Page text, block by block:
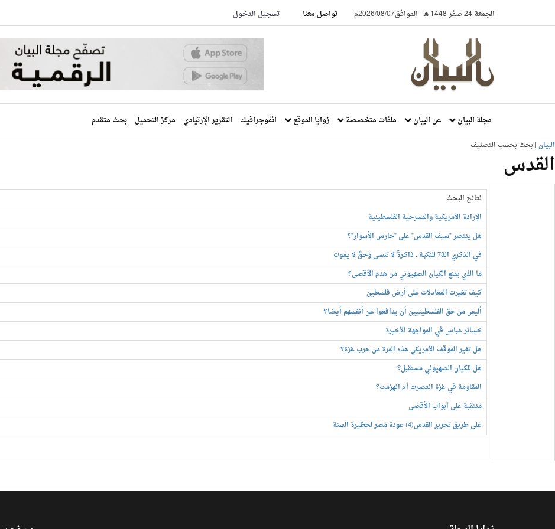
الجمعة 24 صفر 1448 هـ -الموافق2026/08/07م تواصل معنا تسجيل الدخول
مجلة البيان عن البيان ملفات متخصصة زوايا الموقع انفوجرافيك التقرير الإرتيادي مركز التحميل بحث متقدم
البيان | بحث بحسب التصنيف
القدس
نتائج البحث
الإرادة الأمريكية والمسرحية الفلسطينية
هل ينتصر "سيف القدس" على "حارس الأسوار"؟
في الـذكـري الـ73 للنكبـة.. ذاكــرةٌ لا تنسـى وحـقٌ لا يـمـوت
ما الذي يمنع الكيان الصهيوني من هدم الأقصى؟
كيف تغيرت المعادلات على أرض فلسطين
أليس من حق الفلسطينيين أن يدافعوا عن أنفسهم أيضا؟
خسائر عباس في المواجهة الأخيرة
هل تغير الموقف الأمريكي هذه المرة من حرب غزة؟
هل للكيان الصهيوني مستقبل؟
المقاومة في غزة انتصرت أم انهزمت؟
منتقبة على أبواب الأقصى
على طريق تحرير القدس(4) عودة مصر لحظيرة السنة